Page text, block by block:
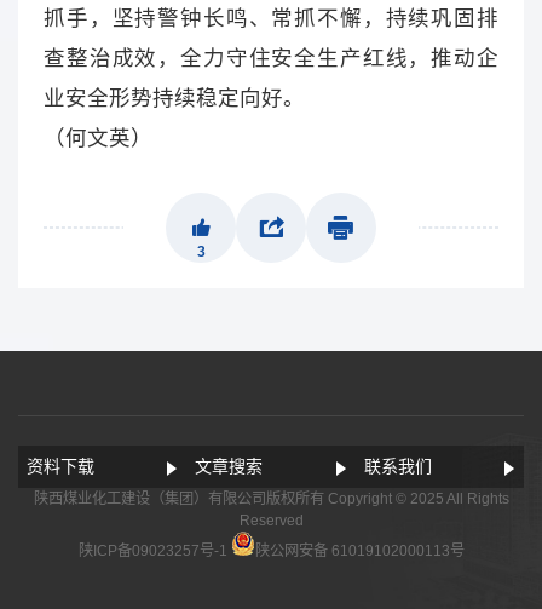
抓手，坚持警钟长鸣、常抓不懈，持续巩固排
查整治成效，全力守住安全生产红线，推动企
业安全形势持续稳定向好。
（何文英）
3
资料下载 文章搜索 联系我们
陕西煤业化工建设（集团）有限公司版权所有 Copyright © 2025 All Rights
Reserved
陕ICP备09023257号-1
陕公网安备 61019102000113号